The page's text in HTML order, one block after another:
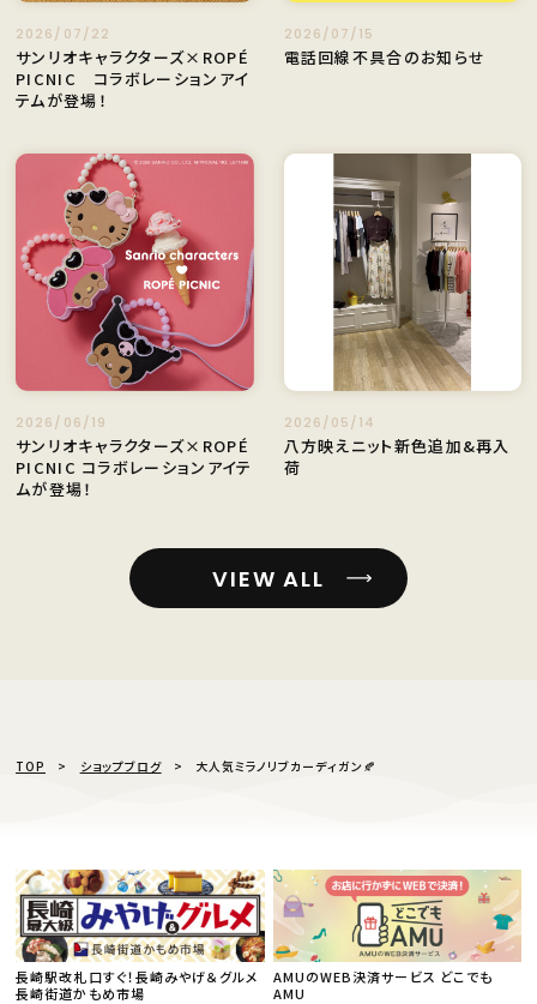
2026/07/22
サンリオキャラクターズ×ROPÉ
PICNIC コラボレーションアイ
テムが登場！
2026/07/15
電話回線不具合のお知らせ
2026/06/19
サンリオキャラクターズ×ROPÉ
PICNIC コラボレーションアイテ
ムが登場！
2026/05/14
八方映えニット新色追加&再入
荷
VIEW ALL
TOP ショップブログ 大人気ミラノリブカーディガン🍂
長崎駅改札口すぐ！長崎みやげ＆グルメ
長崎街道かもめ市場
AMUのWEB決済サービス どこでも
AMU